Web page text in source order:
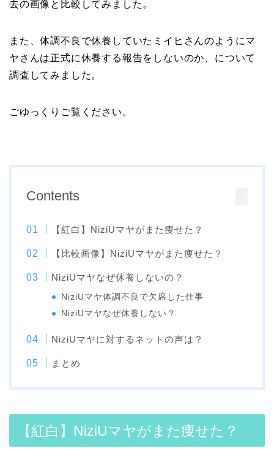
去の画像と比較してみました。
また、体調不良で休養していたミイヒさんのようにマ
ヤさんは正式に休養する報告をしないのか、について
調査してみました。
ごゆっくりご覧ください。
Contents
【紅白】NiziUマヤがまた痩せた？
【比較画像】NiziUマヤがまた痩せた？
NiziUマヤなぜ休養しないの？
NiziUマヤ体調不良で欠席した仕事
NiziUマヤなぜ休養しない？
NiziUマヤに対するネットの声は？
まとめ
【紅白】NiziUマヤがまた痩せた？